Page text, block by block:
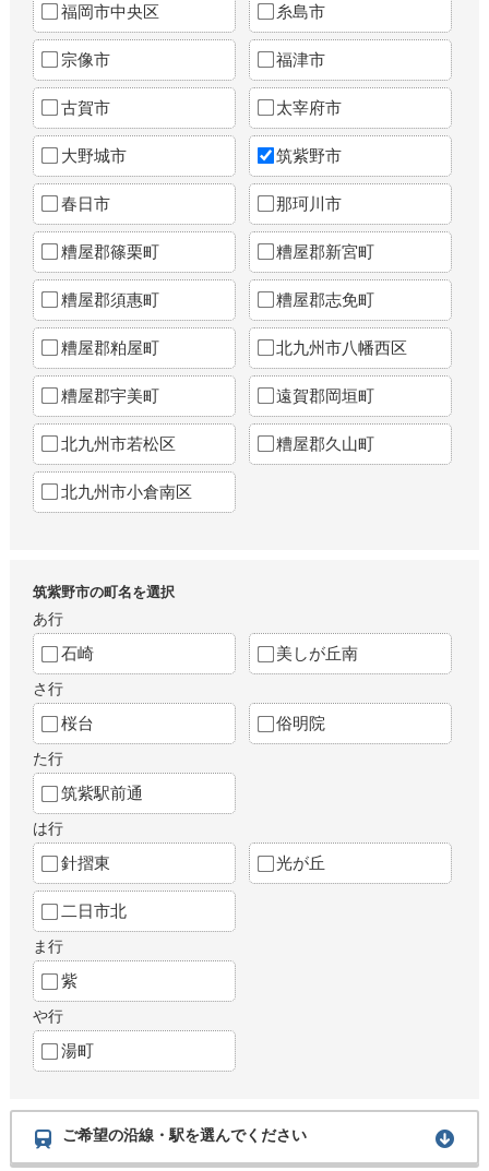
福岡市中央区 糸島市
宗像市 福津市
古賀市 太宰府市
大野城市 筑紫野市
春日市 那珂川市
糟屋郡篠栗町 糟屋郡新宮町
糟屋郡須惠町 糟屋郡志免町
糟屋郡粕屋町 北九州市八幡西区
糟屋郡宇美町 遠賀郡岡垣町
北九州市若松区 糟屋郡久山町
北九州市小倉南区
筑紫野市の町名を選択
あ行
石崎 美しが丘南
さ行
桜台 俗明院
た行
筑紫駅前通
は行
針摺東 光が丘
二日市北
ま行
紫
や行
湯町
ご希望の沿線・駅を選んでください